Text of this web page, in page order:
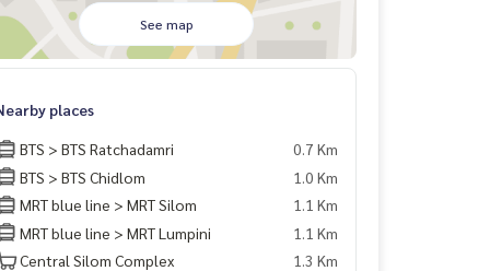
See map
places
BTS > BTS Ratchadamri
0.7 Km
BTS > BTS Chidlom
1.0 Km
MRT blue line > MRT Silom
1.1 Km
MRT blue line > MRT Lumpini
1.1 Km
Central Silom Complex
1.3 Km